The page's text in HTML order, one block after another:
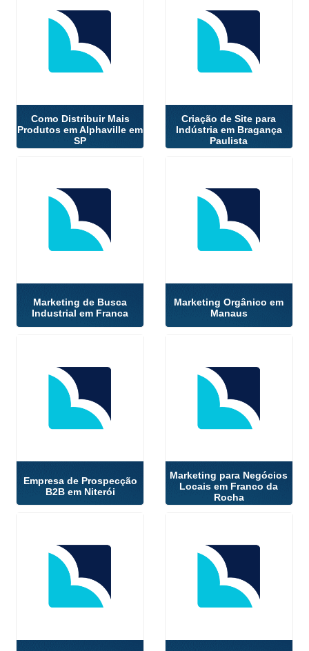
Como Distribuir Mais
Produtos em Alphaville em
SP
Criação de Site para
Indústria em Bragança
Paulista
Marketing de Busca
Industrial em Franca
Marketing Orgânico em
Manaus
Empresa de Prospecção
B2B em Niterói
Marketing para Negócios
Locais em Franco da
Rocha